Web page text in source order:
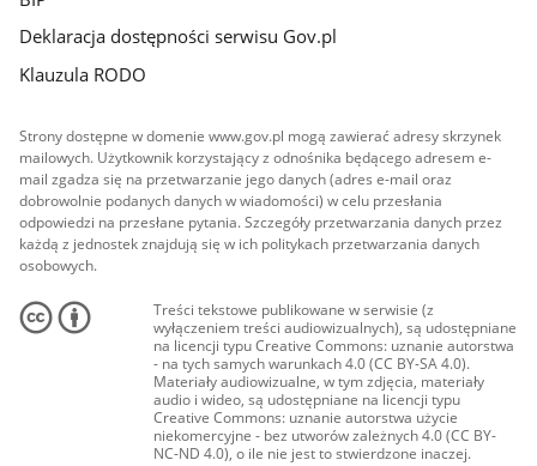
Deklaracja dostępności serwisu Gov.pl
Klauzula RODO
Strony dostępne w domenie www.gov.pl mogą zawierać adresy skrzynek
mailowych. Użytkownik korzystający z odnośnika będącego adresem e-
mail zgadza się na przetwarzanie jego danych (adres e-mail oraz
dobrowolnie podanych danych w wiadomości) w celu przesłania
odpowiedzi na przesłane pytania. Szczegóły przetwarzania danych przez
każdą z jednostek znajdują się w ich politykach przetwarzania danych
osobowych.
Treści tekstowe publikowane w serwisie (z
wyłączeniem treści audiowizualnych), są udostępniane
na licencji typu Creative Commons: uznanie autorstwa
- na tych samych warunkach 4.0 (CC BY-SA 4.0).
Materiały audiowizualne, w tym zdjęcia, materiały
audio i wideo, są udostępniane na licencji typu
Creative Commons: uznanie autorstwa użycie
niekomercyjne - bez utworów zależnych 4.0 (CC BY-
NC-ND 4.0), o ile nie jest to stwierdzone inaczej.